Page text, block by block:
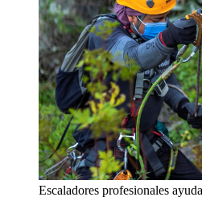
Escaladores profesionales